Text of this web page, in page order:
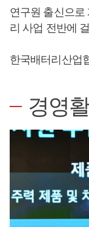
연구원 출신으로
리 사업 전반에
한국배터리산업
경영